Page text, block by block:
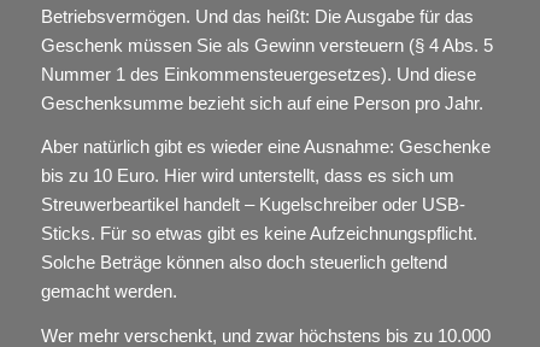
Betriebsvermögen. Und das heißt: Die Ausgabe für das
Geschenk müssen Sie als Gewinn versteuern (§ 4 Abs. 5
Nummer 1 des Einkommensteuergesetzes). Und diese
Geschenksumme bezieht sich auf eine Person pro Jahr.
Aber natürlich gibt es wieder eine Ausnahme: Geschenke
bis zu 10 Euro. Hier wird unterstellt, dass es sich um
Streuwerbeartikel handelt – Kugelschreiber oder USB-
Sticks. Für so etwas gibt es keine Aufzeichnungspflicht.
Solche Beträge können also doch steuerlich geltend
gemacht werden.
Wer mehr verschenkt, und zwar höchstens bis zu 10.000